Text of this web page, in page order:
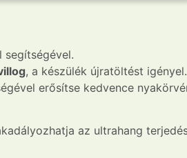
segítségével.
, a készülék újratöltést igényel.
erősítse kedvence
az ultrahang